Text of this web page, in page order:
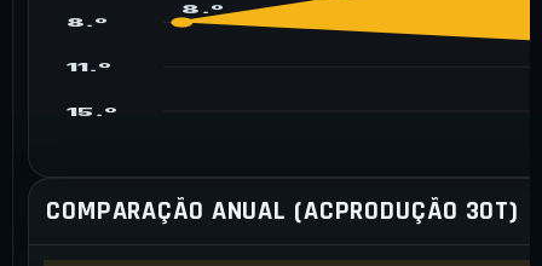
8.º
11.º
15.º
8.º
COMPARAÇÃO ANUAL (ACPRODUÇÃO 30T)